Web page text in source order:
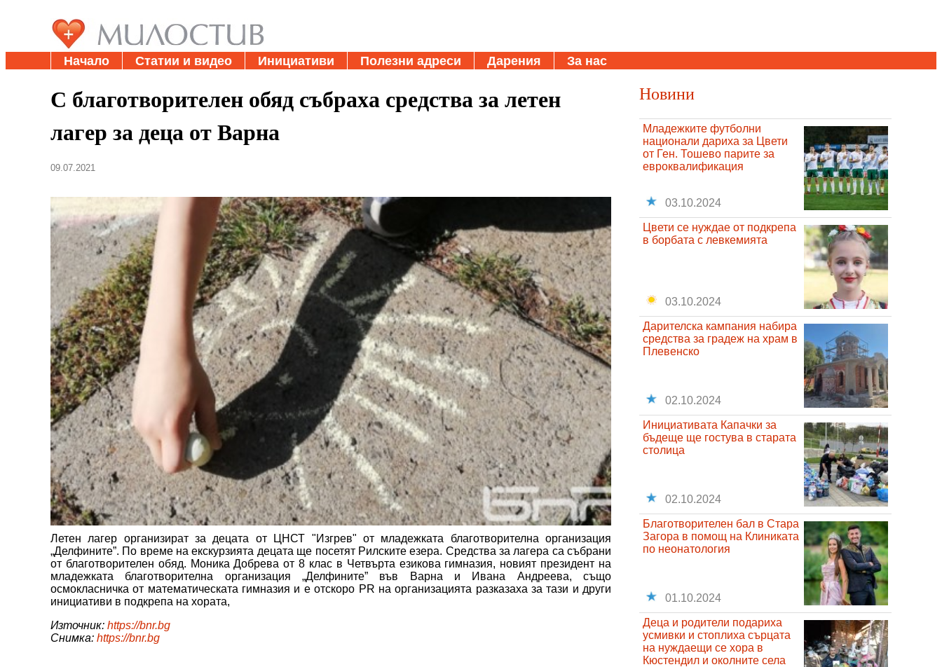
Начало Статии и видео Инициативи Полезни адреси Дарения За нас
С благотворителен обяд събраха средства за летен
лагер за деца от Варна
09.07.2021
Летен лагер организират за децата от ЦНСТ "Изгрев" от младежката благотворителна организация
„Делфините”. По време на екскурзията децата ще посетят Рилските езера. Средства за лагера са събрани
от благотворителен обяд. Моника Добрева от 8 клас в Четвърта езикова гимназия, новият президент на
младежката благотворителна организация „Делфините” във Варна и Ивана Андреева, също
осмокласничка от математическата гимназия и е отскоро PR на организацията разказаха за тази и други
инициативи в подкрепа на хората,
Източник: https://bnr.bg
Снимка: https://bnr.bg
Новини
Младежките футболни
национали дариха за Цвети
от Ген. Тошево парите за
евроквалификация
03.10.2024
Цвети се нуждае от подкрепа
в борбата с левкемията
03.10.2024
Дарителска кампания набира
средства за градеж на храм в
Плевенско
02.10.2024
Инициативата Капачки за
бъдеще ще гостува в старата
столица
02.10.2024
Благотворителен бал в Стара
Загора в помощ на Клиниката
по неонатология
01.10.2024
Деца и родители подариха
усмивки и стоплиха сърцата
на нуждаещи се хора в
Кюстендил и околните села